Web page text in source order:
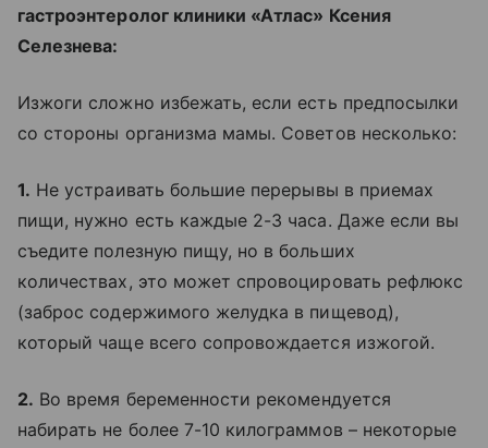
гастроэнтеролог клиники «Атлас» Ксения
Селезнева:
Изжоги сложно избежать, если есть предпосылки
со стороны организма мамы. Советов несколько:
1. Не устраивать большие перерывы в приемах
пищи, нужно есть каждые 2-3 часа. Даже если вы
съедите полезную пищу, но в больших
количествах, это может спровоцировать рефлюкс
(заброс содержимого желудка в пищевод),
который чаще всего сопровождается изжогой.
2. Во время беременности рекомендуется
набирать не более 7-10 килограммов – некоторые